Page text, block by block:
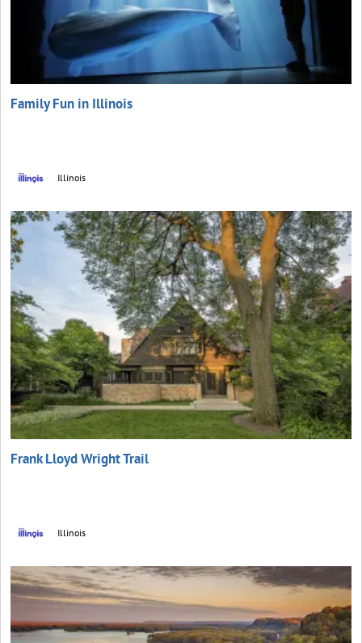
Family Fun in Illinois
Illinois
Frank Lloyd Wright Trail
Illinois